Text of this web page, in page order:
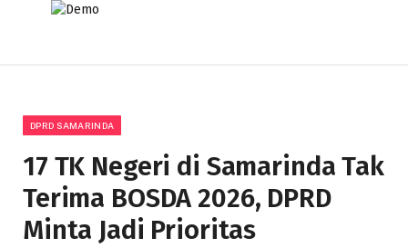
DPRD SAMARINDA
17 TK Negeri di Samarinda Tak
Terima BOSDA 2026, DPRD
Minta Jadi Prioritas